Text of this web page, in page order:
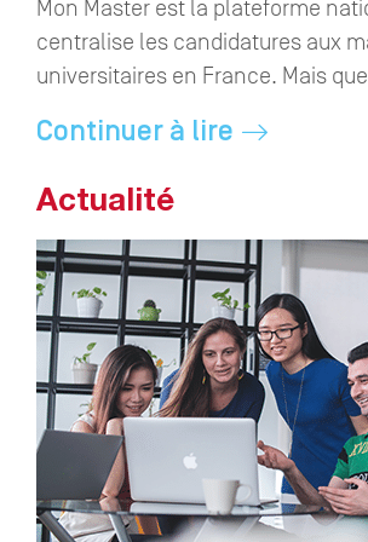
Mon Master est la plateforme
centralise les candidatures aux
universitaires en France. Mais
Continuer à lire
Actualité